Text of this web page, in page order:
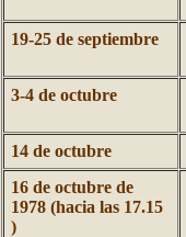
19-25 de septiembre
3-4 de octubre
14 de octubre
16 de octubre de
1978 (hacia las 17.15
)